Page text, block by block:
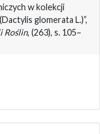
w kolekcji
glomerata L.)”,
Roślin, (263), s. 105–